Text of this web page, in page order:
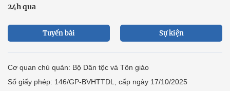
24h qua
Tuyến bài Sự kiện
Cơ quan chủ quản: Bộ Dân tộc và Tôn giáo
Số giấy phép: 146/GP-BVHTTDL, cấp ngày 17/10/2025